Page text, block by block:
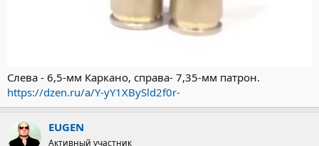
Слева - 6,5-мм Каркано, справа- 7,35-мм патрон.
https://dzen.ru/a/Y-yY1XBySld2f0r-
EUGEN
Активный участник